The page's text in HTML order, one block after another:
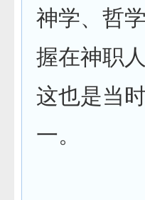
神学、哲
握在神职
这也是当
一。